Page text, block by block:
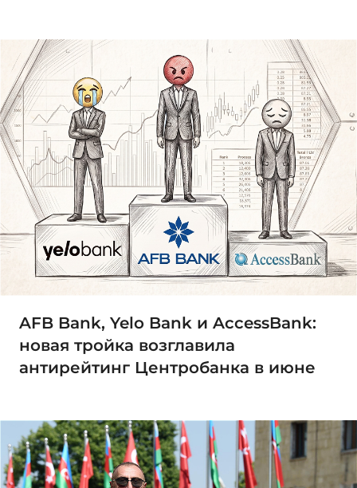
AFB Bank, Yelo Bank и AccessBank:
новая тройка возглавила
антирейтинг Центробанка в июне